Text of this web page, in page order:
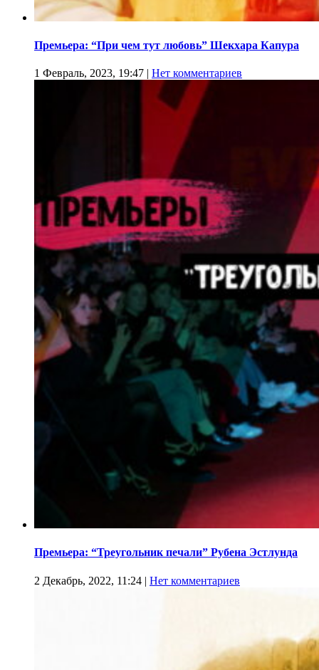
Премьера: “При чем тут любовь” Шекхара Капура
1 Февраль, 2023, 19:47 | Нет комментариев
Премьера: “Треугольник печали” Рубена Эстлунда
2 Декабрь, 2022, 11:24 | Нет комментариев